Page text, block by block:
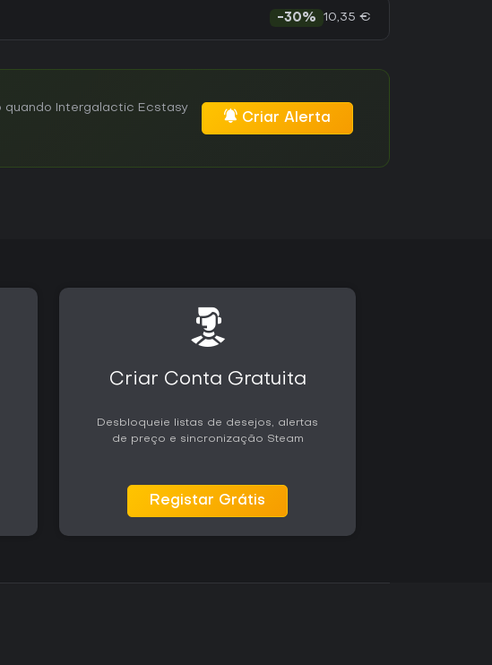
-30% 10,35 €
quando Intergalactic Ecstasy
Criar Alerta
Criar Conta Gratuita
Desbloqueie listas de desejos, alertas
de preço e sincronização Steam
Registar Grátis